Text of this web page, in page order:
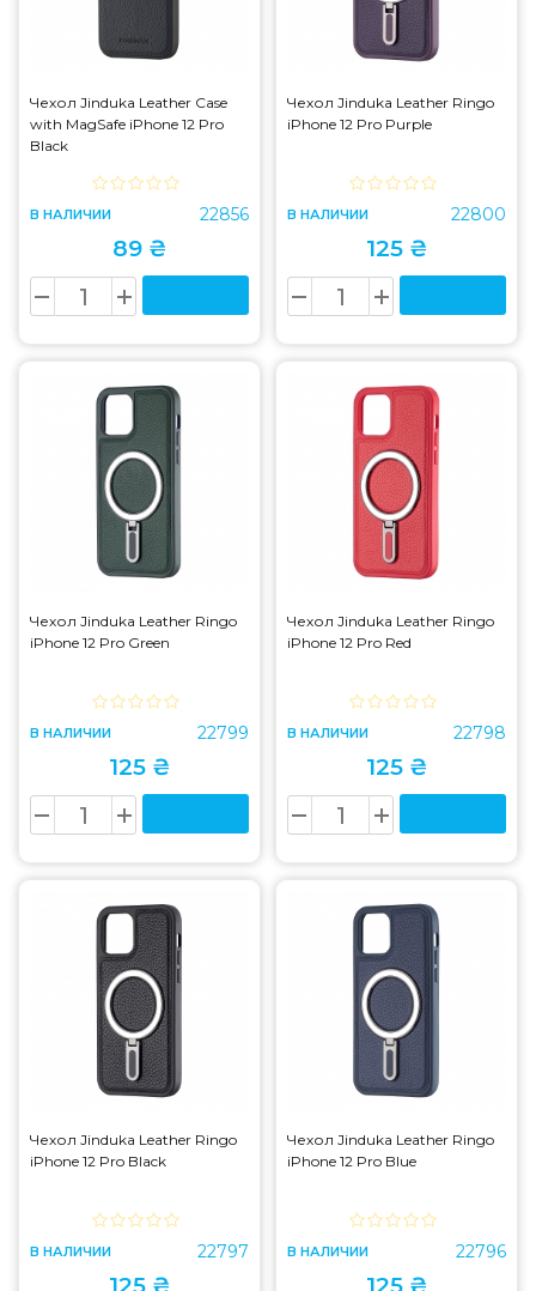
Чехол Jinduka Leather Case
with MagSafe iPhone 12 Pro
Black
В НАЛИЧИИ 22856
89 ₴
Чехол Jinduka Leather Ringo
iPhone 12 Pro Purple
В НАЛИЧИИ 22800
125 ₴
Чехол Jinduka Leather Ringo
iPhone 12 Pro Green
В НАЛИЧИИ 22799
125 ₴
Чехол Jinduka Leather Ringo
iPhone 12 Pro Red
В НАЛИЧИИ 22798
125 ₴
Чехол Jinduka Leather Ringo
iPhone 12 Pro Black
В НАЛИЧИИ 22797
Чехол Jinduka Leather Ringo
iPhone 12 Pro Blue
В НАЛИЧИИ 22796